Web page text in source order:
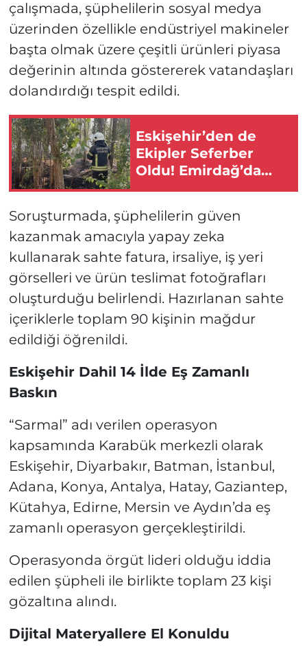
çalışmada, şüphelilerin sosyal medya
üzerinden özellikle endüstriyel makineler
başta olmak üzere çeşitli ürünleri piyasa
değerinin altında göstererek vatandaşları
dolandırdığı tespit edildi.
Eskişehir’den de
Ekipler Seferber
Oldu! Emirdağ’da
Korkutan Yangın!
Soruşturmada, şüphelilerin güven
kazanmak amacıyla yapay zeka
kullanarak sahte fatura, irsaliye, iş yeri
görselleri ve ürün teslimat fotoğrafları
oluşturduğu belirlendi. Hazırlanan sahte
içeriklerle toplam 90 kişinin mağdur
edildiği öğrenildi.
Eskişehir Dahil 14 İlde Eş Zamanlı
Baskın
“Sarmal” adı verilen operasyon
kapsamında Karabük merkezli olarak
Eskişehir, Diyarbakır, Batman, İstanbul,
Adana, Konya, Antalya, Hatay, Gaziantep,
Kütahya, Edirne, Mersin ve Aydın’da eş
zamanlı operasyon gerçekleştirildi.
Operasyonda örgüt lideri olduğu iddia
edilen şüpheli ile birlikte toplam 23 kişi
gözaltına alındı.
Dijital Materyallere El Konuldu